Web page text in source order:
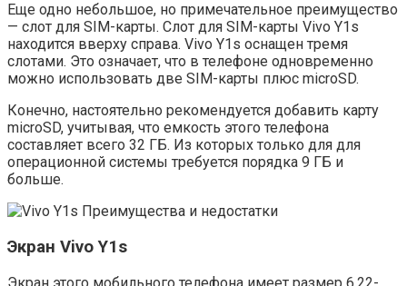
Еще одно небольшое, но примечательное преимущество
— слот для SIM-карты. Слот для SIM-карты Vivo Y1s
находится вверху справа. Vivo Y1s оснащен тремя
слотами. Это означает, что в телефоне одновременно
можно использовать две SIM-карты плюс microSD.
Конечно, настоятельно рекомендуется добавить карту
microSD, учитывая, что емкость этого телефона
составляет всего 32 ГБ. Из которых только для для
операционной системы требуется порядка 9 ГБ и
больше.
Экран Vivo Y1s